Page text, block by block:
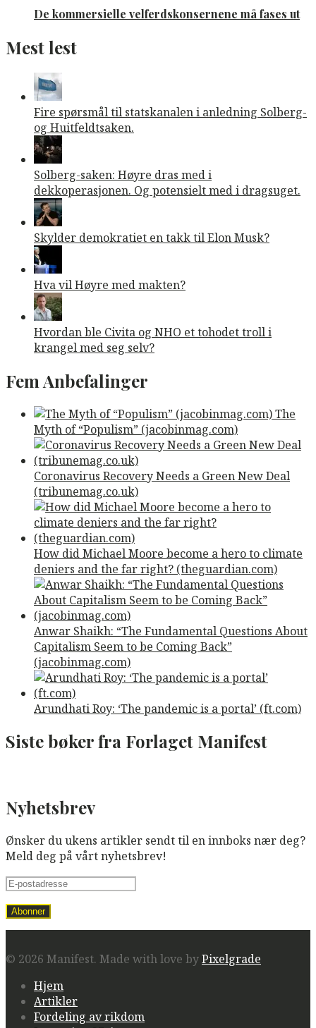
De kommersielle velferdskonsernene må fases ut
Mest lest
Fire spørsmål til statskanalen i anledning Solberg-
og Huitfeldtsaken.
Solberg-saken: Høyre dras med i
dekkoperasjonen. Og potensielt med i dragsuget.
Skylder demokratiet en takk til Elon Musk?
Hva vil Høyre med makten?
Hvordan ble Civita og NHO et tohodet troll i
krangel med seg selv?
Fem Anbefalinger
The
Myth of “Populism” (jacobinmag.com)
Coronavirus Recovery Needs a Green New Deal
(tribunemag.co.uk)
How did Michael Moore become a hero to climate
deniers and the far right? (theguardian.com)
Anwar Shaikh: “The Fundamental Questions About
Capitalism Seem to be Coming Back”
(jacobinmag.com)
Arundhati Roy: ‘The pandemic is a portal’ (ft.com)
Siste bøker fra Forlaget Manifest
Nyhetsbrev
Ønsker du ukens artikler sendt til en innboks nær deg?
Meld deg på vårt nyhetsbrev!
© 2026 Manifest. Made with love byPixelgrade
Hjem
Artikler
Fordeling av rikdom